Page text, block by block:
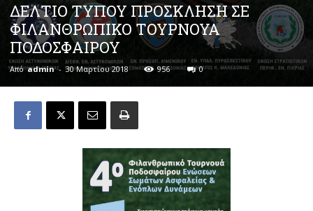
ΔΕΛΤΙΟ ΤΥΠΟΥ ΠΡΟΣΚΛΗΣΗ ΣΕ
ΦΙΛΑΝΘΡΩΠΙΚΟ ΤΟΥΡΝΟΥΑ
ΠΟΔΟΣΦΑΙΡΟΥ
Από admin - 30 Μαρτίου 2018 956 0